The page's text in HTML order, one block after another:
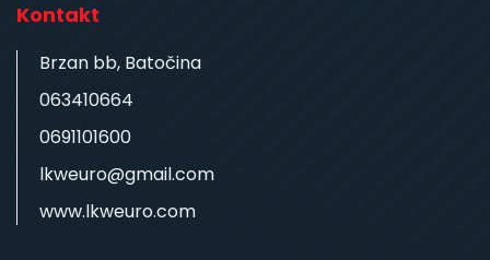
Kontakt
Brzan bb, Batočina
063410664
0691101600
lkweuro@gmail.com
www.lkweuro.com